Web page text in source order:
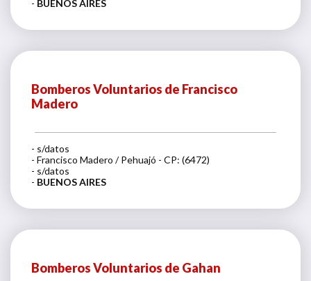
- BUENOS AIRES
Bomberos Voluntarios de Francisco
Madero
- s/datos
- Francisco Madero / Pehuajó - CP: (6472)
- s/datos
- BUENOS AIRES
Bomberos Voluntarios de Gahan